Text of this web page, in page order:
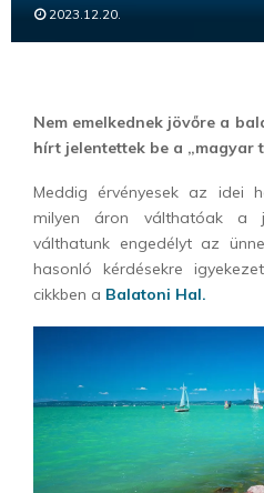
2023.12.20.
Nem emelkednek jövőre a
hírt jelentettek be a „magyar
Meddig érvényesek az idei
milyen áron válthatóak a
válthatunk engedélyt az
hasonló kérdésekre
cikkben a Balatoni Hal.